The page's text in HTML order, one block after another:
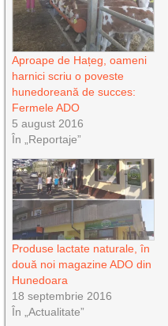
Aproape de Hațeg, oameni
harnici scriu o poveste
hunedoreană de succes:
Fermele ADO
5 august 2016
În „Reportaje”
Produse lactate naturale, în
două noi magazine ADO din
Hunedoara
18 septembrie 2016
În „Actualitate”